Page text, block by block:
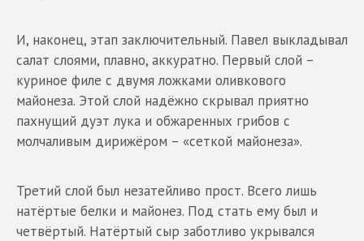
И, наконец, этап заключительный. Павел выкладывал
салат слоями, плавно, аккуратно. Первый слой –
куриное филе с двумя ложками оливкового
майонеза. Этой слой надёжно скрывал приятно
пахнущий дуэт лука и обжаренных грибов с
молчаливым дирижёром – «сеткой майонеза».
Третий слой был незатейливо прост. Всего лишь
натёртые белки и майонез. Под стать ему был и
четвёртый. Натёртый сыр заботливо укрывался